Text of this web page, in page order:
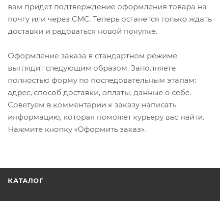
вам придет подтверждение оформления товара на
почту или через СМС. Теперь останется только ждать
доставки и радоваться новой покупке.
Оформление заказа в стандартном режиме
выглядит следующим образом. Заполняете
полностью форму по последовательным этапам:
адрес, способ доставки, оплаты, данные о себе.
Советуем в комментарии к заказу написать
информацию, которая поможет курьеру вас найти.
Нажмите кнопку «Оформить заказ».
КАТАЛОГ